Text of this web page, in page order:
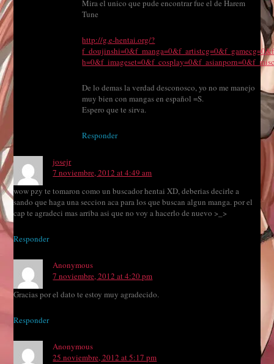
Mira el unico que pude encontrar fue el de Harem
Tune
http://g.e-hentai.org/?
De lo demas la verdad desconosco, yo no me manejo
muy bien con mangas en español =S.
Espero que te sirva.
Responder
josejr
7 noviembre, 2012 at 4:49 am
wow pzy te tomaron como un buscador hentai XD, deberias decirle a
sando que haga una seccion aca para los que buscan algun manga. por el
cap te agradeci mas arriba asi que no voy a hacerlo de nuevo >_>
Responder
Anonymous
7 noviembre, 2012 at 4:20 pm
Gracias por el dato te estoy muy agradecido.
Responder
Anonymous
25 noviembre, 2012 at 5:17 pm